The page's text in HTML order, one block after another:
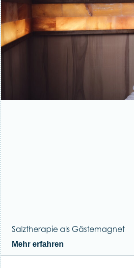
Salztherapie als Gästemagnet
Mehr erfahren